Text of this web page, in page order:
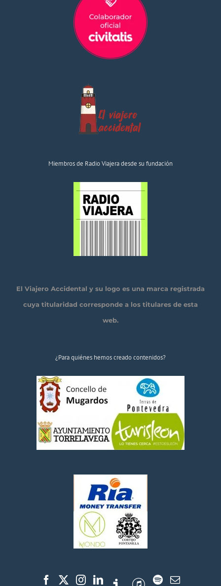
Miembros de Radio Viajera desde su fundación
El Viajero Accidental y su logo es una marca registrada
cuya titularidad corresponde a los titulares de esta
web.
¿Para quiénes hemos creado contenidos?